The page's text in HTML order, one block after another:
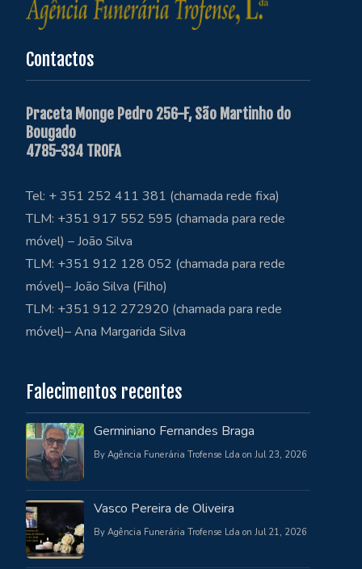
Contactos
Praceta Monge Pedro 256-F, São Martinho do
Bougado
4785-334 TROFA
Tel: + 351 252 411 381 (chamada rede fixa)
TLM: +351 917 552 595 (chamada para rede
móvel) – João Silva
TLM: +351 912 128 052 (chamada para rede
móvel)– João Silva (Filho)
TLM: +351 912 272920 (chamada para rede
móvel)– Ana Margarida Silva
Falecimentos recentes
Germiniano Fernandes Braga
By Agência Funerária Trofense Lda on Jul 23, 2026
Vasco Pereira de Oliveira
By Agência Funerária Trofense Lda on Jul 21, 2026